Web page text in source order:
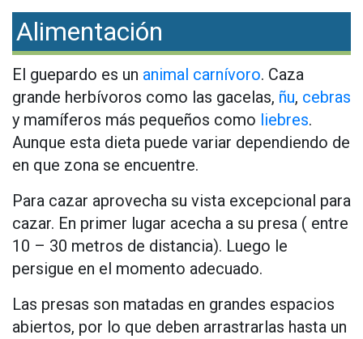
Alimentación
El guepardo es un animal carnívoro. Caza
grande herbívoros como las gacelas, ñu, cebras
y mamíferos más pequeños como liebres.
Aunque esta dieta puede variar dependiendo de
en que zona se encuentre.
Para cazar aprovecha su vista excepcional para
cazar. En primer lugar acecha a su presa ( entre
10 – 30 metros de distancia). Luego le
persigue en el momento adecuado.
Las presas son matadas en grandes espacios
abiertos, por lo que deben arrastrarlas hasta un